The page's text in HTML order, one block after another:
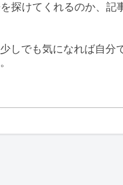
探けてくれるのか、記
しでも気になれば自分